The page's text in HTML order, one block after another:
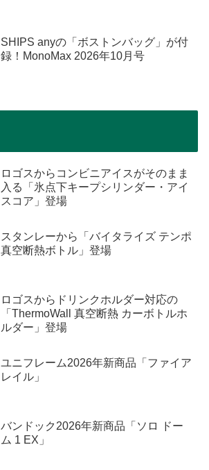
SHIPS anyの「ボストンバッグ」が付
録！MonoMax 2026年10月号
ロゴスからコンビニアイスがそのまま
入る「氷点下キープシリンダー・アイ
スコア」登場
スタンレーから「バイタライズ テンポ
真空断熱ボトル」登場
ロゴスからドリンクホルダー対応の
「ThermoWall 真空断熱 カーボトルホ
ルダー」登場
ユニフレーム2026年新商品「ファイア
レイル」
バンドック2026年新商品「ソロ ドー
ム 1 EX」